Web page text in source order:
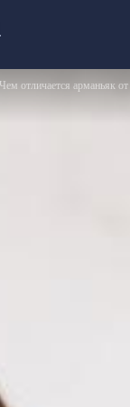
Чем отличается арманьяк от коньяка —